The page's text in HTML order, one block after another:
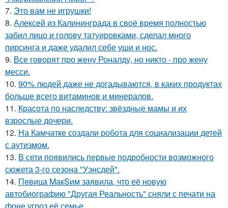
7. Это вам не игрушки!
8. Алексей из Калининграда в своё время полностью
забил лицо и голову татуировками, сделал много
пирсинга и даже удалил себе уши и нос.
9. Все говорят про жену Роналду, но никто - про жену
месси.
10. 90% людей даже не догадываются, в каких продуктах
больше всего витаминов и минералов.
11. Красота по наследству: звёздные мамы и их
взрослые дочери.
12. На Камчатке создали робота для социализации детей
с аутизмом.
13. В сети появились первые подробности возможного
сюжета 3-го сезона "Уэнсдей".
14. Пeвица MакSим заявила, что её новую
автобиографию "Другая Реальность" сняли с печати на